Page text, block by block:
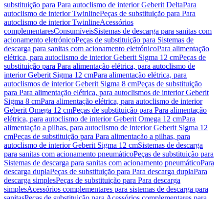
substituição para Para autoclismo de interior Geberit DeltaPara
autoclismo de interior TwinlinePeças de substituição para Para
autoclismo de interior TwinlineAcessórios
complementaresConsumíveisSistemas de descarga para sanitas com
acionamento eletrónicoPeças de substituição para Sistemas de
descarga para sanitas com acionamento eletrónicoPara alimentação
elétrica, para autoclismo de interior Geberit Sigma 12 cmPeças de
substituição para Para alimentação elétrica, para autoclismo de
interior Geberit Sigma 12 cmPara alimentação elétrica, para
autoclismos de interior Geberit Sigma 8 cmPeças de substituição
para Para alimentação elétrica, para autoclismos de interior Geberit
Sigma 8 cmPara alimentação elétrica, para autoclismo de interior
Geberit Omega 12 cmPeças de substituição para Para alimentação
elétrica, para autoclismo de interior Geberit Omega 12 cmPara
alimentação a pilhas, para autoclismo de interior Geberit Sigma 12
cmPeças de substituição para Para alimentação a pilhas, para
autoclismo de interior Geberit Sigma 12 cmSistemas de descarga
para sanitas com acionamento pneumáticoPeças de substituição para
Sistemas de descarga para sanitas com acionamento pneumáticoPara
descarga duplaPeças de substituição para Para descarga duplaPara
descarga simplesPeças de substituição para Para descarga
simplesAcessórios complementares para sistemas de descarga para